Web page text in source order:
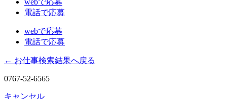
電話で応募
webで応募
電話で応募
← お仕事検索結果へ戻る
0767-52-6565
キャンセル